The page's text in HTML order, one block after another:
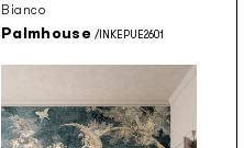
Bianco
Palmhouse /INKEPUE2601